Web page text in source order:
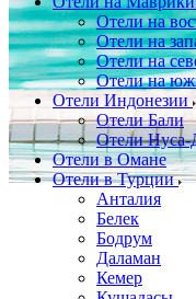
Отели на
Отели на
Отели на
Отели на
Отели Индонезии
Отели Бали
Отели Нуса-
Отели в Омане
Отели в Турции
Анталия
Белек
Бодрум
Даламан
Кемер